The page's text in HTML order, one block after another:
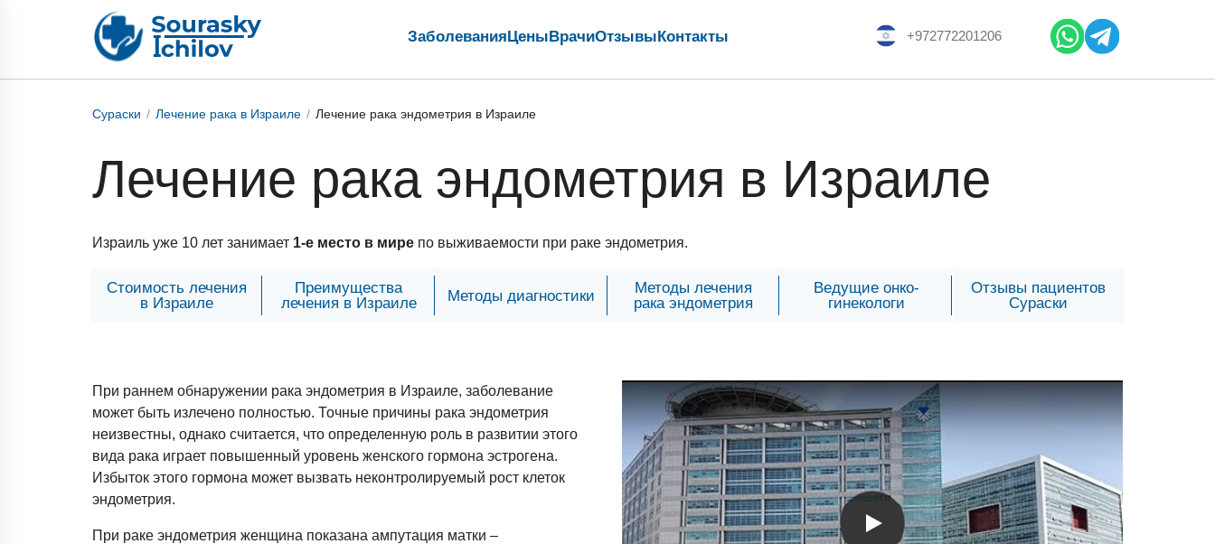
ЗаболеванияЦеныВрачиОтзывыКонтакты +972772201206
Сураски Лечение рака в Израиле Лечение рака эндометрия в Израиле
Лечение рака эндометрия в Израиле
Израиль уже 10 лет занимает 1-е место в мире по выживаемости при раке эндометрия.
Стоимость лечения
в Израиле
Преимущества
лечения в Израиле
Методы диагностики
Методы лечения
рака эндометрия
Ведущие онко-
гинекологи
Отзывы пациентов
Сураски
При раннем обнаружении рака эндометрия в Израиле, заболевание
может быть излечено полностью. Точные причины рака эндометрия
неизвестны, однако считается, что определенную роль в развитии этого
вида рака играет повышенный уровень женского гормона эстрогена.
Избыток этого гормона может вызвать неконтролируемый рост клеток
эндометрия.
При раке эндометрия женщина показана ампутация матки –
Видео о лечении